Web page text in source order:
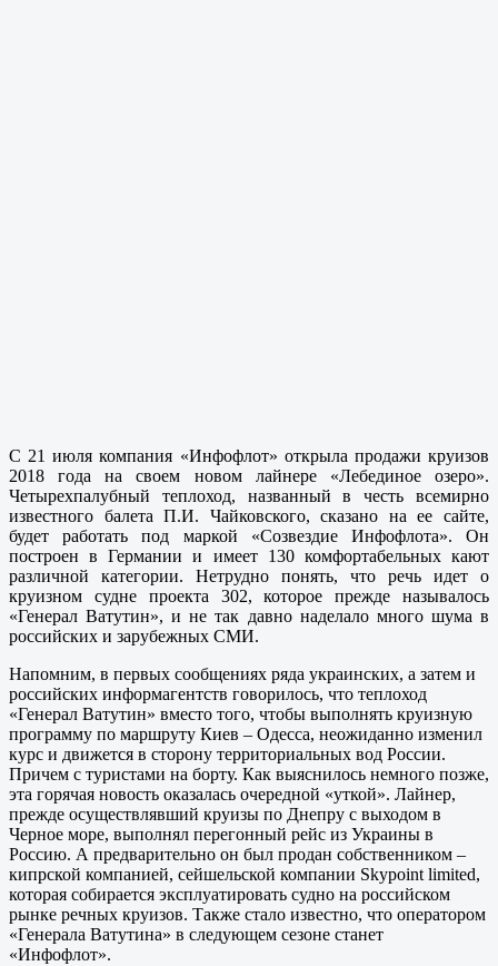
С 21 июля компания «Инфофлот» открыла продажи круизов
2018 года на своем новом лайнере «Лебединое озеро».
Четырехпалубный теплоход, названный в честь всемирно
известного балета П.И. Чайковского, сказано на ее сайте,
будет работать под маркой «Созвездие Инфофлота». Он
построен в Германии и имеет 130 комфортабельных кают
различной категории. Нетрудно понять, что речь идет о
круизном судне проекта 302, которое прежде называлось
«Генерал Ватутин», и не так давно наделало много шума в
российских и зарубежных СМИ.
Напомним, в первых сообщениях ряда украинских, а затем и
российских информагентств говорилось, что теплоход
«Генерал Ватутин» вместо того, чтобы выполнять круизную
программу по маршруту Киев – Одесса, неожиданно изменил
курс и движется в сторону территориальных вод России.
Причем с туристами на борту. Как выяснилось немного позже,
эта горячая новость оказалась очередной «уткой». Лайнер,
прежде осуществлявший круизы по Днепру с выходом в
Черное море, выполнял перегонный рейс из Украины в
Россию. А предварительно он был продан собственником –
кипрской компанией, сейшельской компании Skypoint limited,
которая собирается эксплуатировать судно на российском
рынке речных круизов. Также стало известно, что оператором
«Генерала Ватутина» в следующем сезоне станет
«Инфофлот».